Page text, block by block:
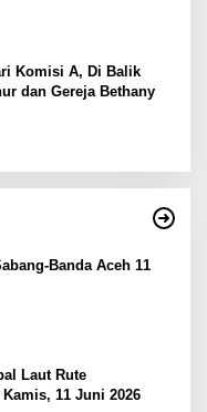
Komisi A, Di Balik
dan Gereja Bethany
Banda Aceh 11
Laut Rute
11 Juni 2026